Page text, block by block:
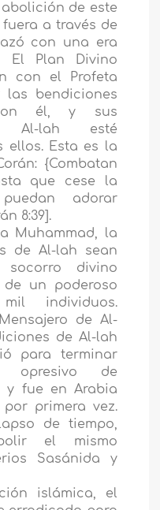
de este
a través de
con una era
El Plan Divino
con el Profeta
las bendiciones
él, y sus
Al-lah esté
ellos. Esta es la
{Combatan
que cese la
adorar
8:39].
Muhammad, la
de Al-lah sean
divino
un poderoso
individuos.
de Al-
de Al-lah
para terminar
opresivo de
y fue en Arabia
primera vez.
de tiempo,
el mismo
Sasánida y
islámica, el